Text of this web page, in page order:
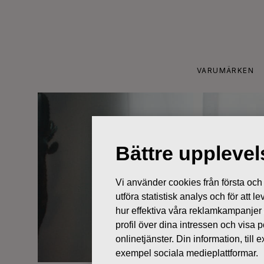
VARUMÄRKEN
Bättre
Vi använder cookies från första
utföra statistisk analys och för att
hur effektiva våra
profil över dina intressen och visa
onlinetjänster. Din information, till
exempel sociala medieplattformar.